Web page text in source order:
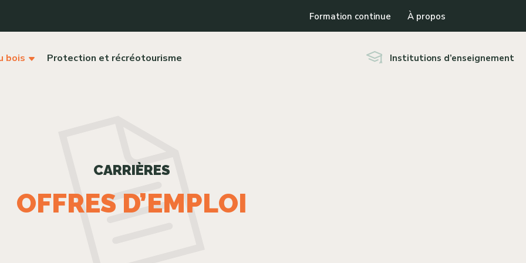
Formation continue À propos
bois Protection et récréotourisme Institutions d’enseignement
CARRIÈRES
OFFRES D’EMPLOI